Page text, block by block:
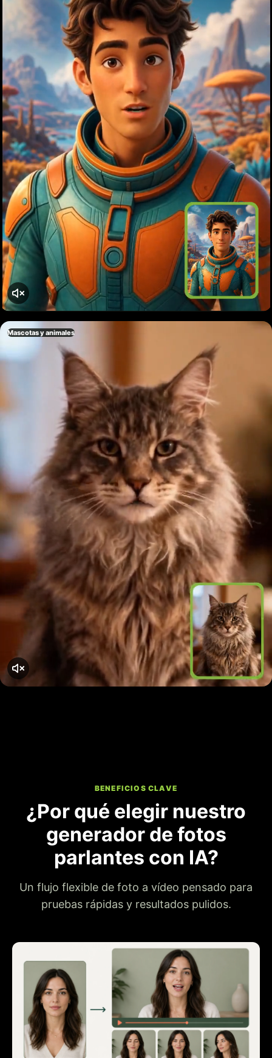
Mascotas y animales
BENEFICIOS CLAVE
¿Por qué elegir nuestro
generador de fotos
parlantes con IA?
Un flujo flexible de foto a vídeo pensado para
pruebas rápidas y resultados pulidos.